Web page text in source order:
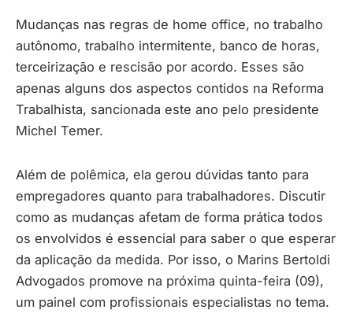
Mudanças nas regras de home office, no trabalho
autônomo, trabalho intermitente, banco de horas,
terceirização e rescisão por acordo. Esses são
apenas alguns dos aspectos contidos na Reforma
Trabalhista, sancionada este ano pelo presidente
Michel Temer.
Além de polêmica, ela gerou dúvidas tanto para
empregadores quanto para trabalhadores. Discutir
como as mudanças afetam de forma prática todos
os envolvidos é essencial para saber o que esperar
da aplicação da medida. Por isso, o Marins Bertoldi
Advogados promove na próxima quinta-feira (09),
um painel com profissionais especialistas no tema.